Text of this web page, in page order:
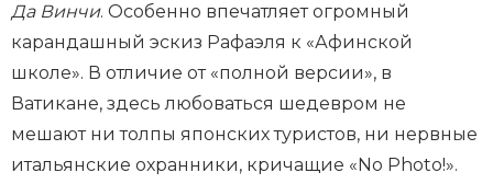
Да Винчи. Особенно впечатляет огромный
карандашный эскиз Рафаэля к «Афинской
школе». В отличие от «полной версии», в
Ватикане, здесь любоваться шедевром не
мешают ни толпы японских туристов, ни нервные
итальянские охранники, кричащие «No Photо!».